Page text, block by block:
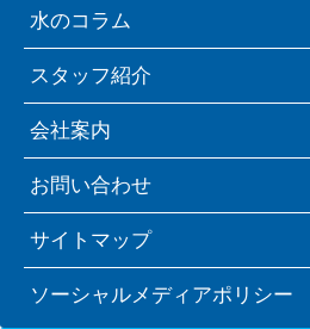
水のコラム
スタッフ紹介
会社案内
お問い合わせ
サイトマップ
ソーシャルメディアポリシー